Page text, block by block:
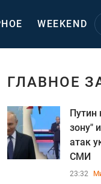
WEEKEND
ГЛАВНОЕ
Путин
зону"
атак
СМИ
23:32